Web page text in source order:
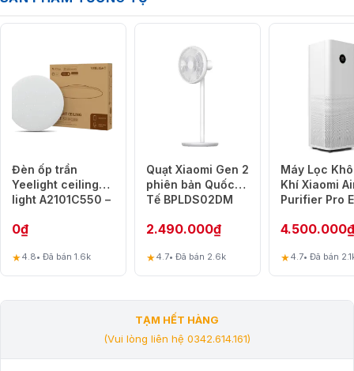
TẠM HẾT HÀNG
(Vui lòng liên hệ 0342.614.161)
Đèn ốp trần
Yeelight ceiling
light A2101C550 –
HomeKit
0₫
★4.8• Đã bán 1.6k
Quạt Xiaomi Gen 2
phiên bản Quốc
Tế BPLDS02DM
2.490.000₫
★4.7• Đã bán 2.6k
Máy Lọc
Khí Xiaomi
Purifier Pro
4.500.000₫
★4.7• Đã bán